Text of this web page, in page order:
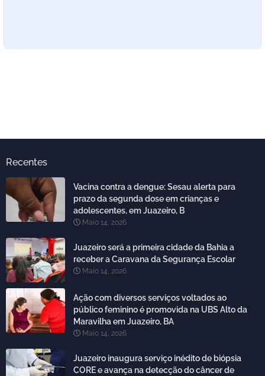
Recentes
Vacina contra a dengue: Sesau alerta para
prazo da segunda dose em crianças e
adolescentes, em Juazeiro, B
Maio 14, 2026
Juazeiro será a primeira cidade da Bahia a
receber a Caravana da Segurança Escolar
Maio 14, 2026
Ação com diversos serviços voltados ao
público feminino é promovida na UBS Alto da
Maravilha em Juazeiro, BA
Maio 14, 2026
Juazeiro inaugura serviço inédito de biópsia
CORE e avança na detecção do câncer de